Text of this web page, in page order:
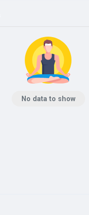
No data to show